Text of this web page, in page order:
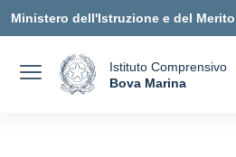
Ministero dell'Istruzione e del Merito
Istituto Comprensivo
Bova Marina